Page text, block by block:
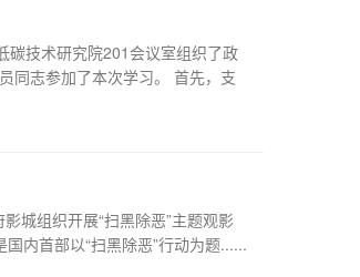
碳技术研究院201会议室组织了政
同志参加了本次学习。 首先，支
城组织开展“扫黑除恶”主题观影
内首部以“扫黑除恶”行动为题......